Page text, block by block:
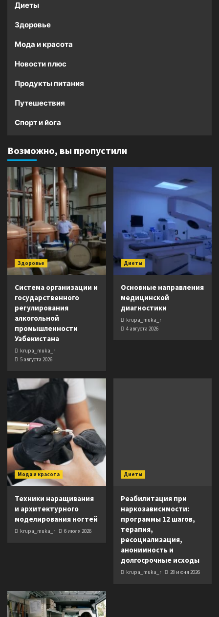
Диеты
Здоровье
Мода и красота
Новости плюс
Продукты питания
Путешествия
Спорт и йога
Возможно, вы пропустили
Здоровье
Система организации и
государственного
регулирования
алкогольной
промышленности
Узбекистана
krupa_muka_r
5 августа 2026
Диеты
Основные направления
медицинской
диагностики
krupa_muka_r
4 августа 2026
Мода и красота
Техники наращивания
и архитектурного
моделирования ногтей
krupa_muka_r 6 июля 2026
Диеты
Реабилитация при
наркозависимости:
программы 12 шагов,
терапия,
ресоциализация,
анонимность и
долгосрочные исходы
krupa_muka_r 28 июня 2026